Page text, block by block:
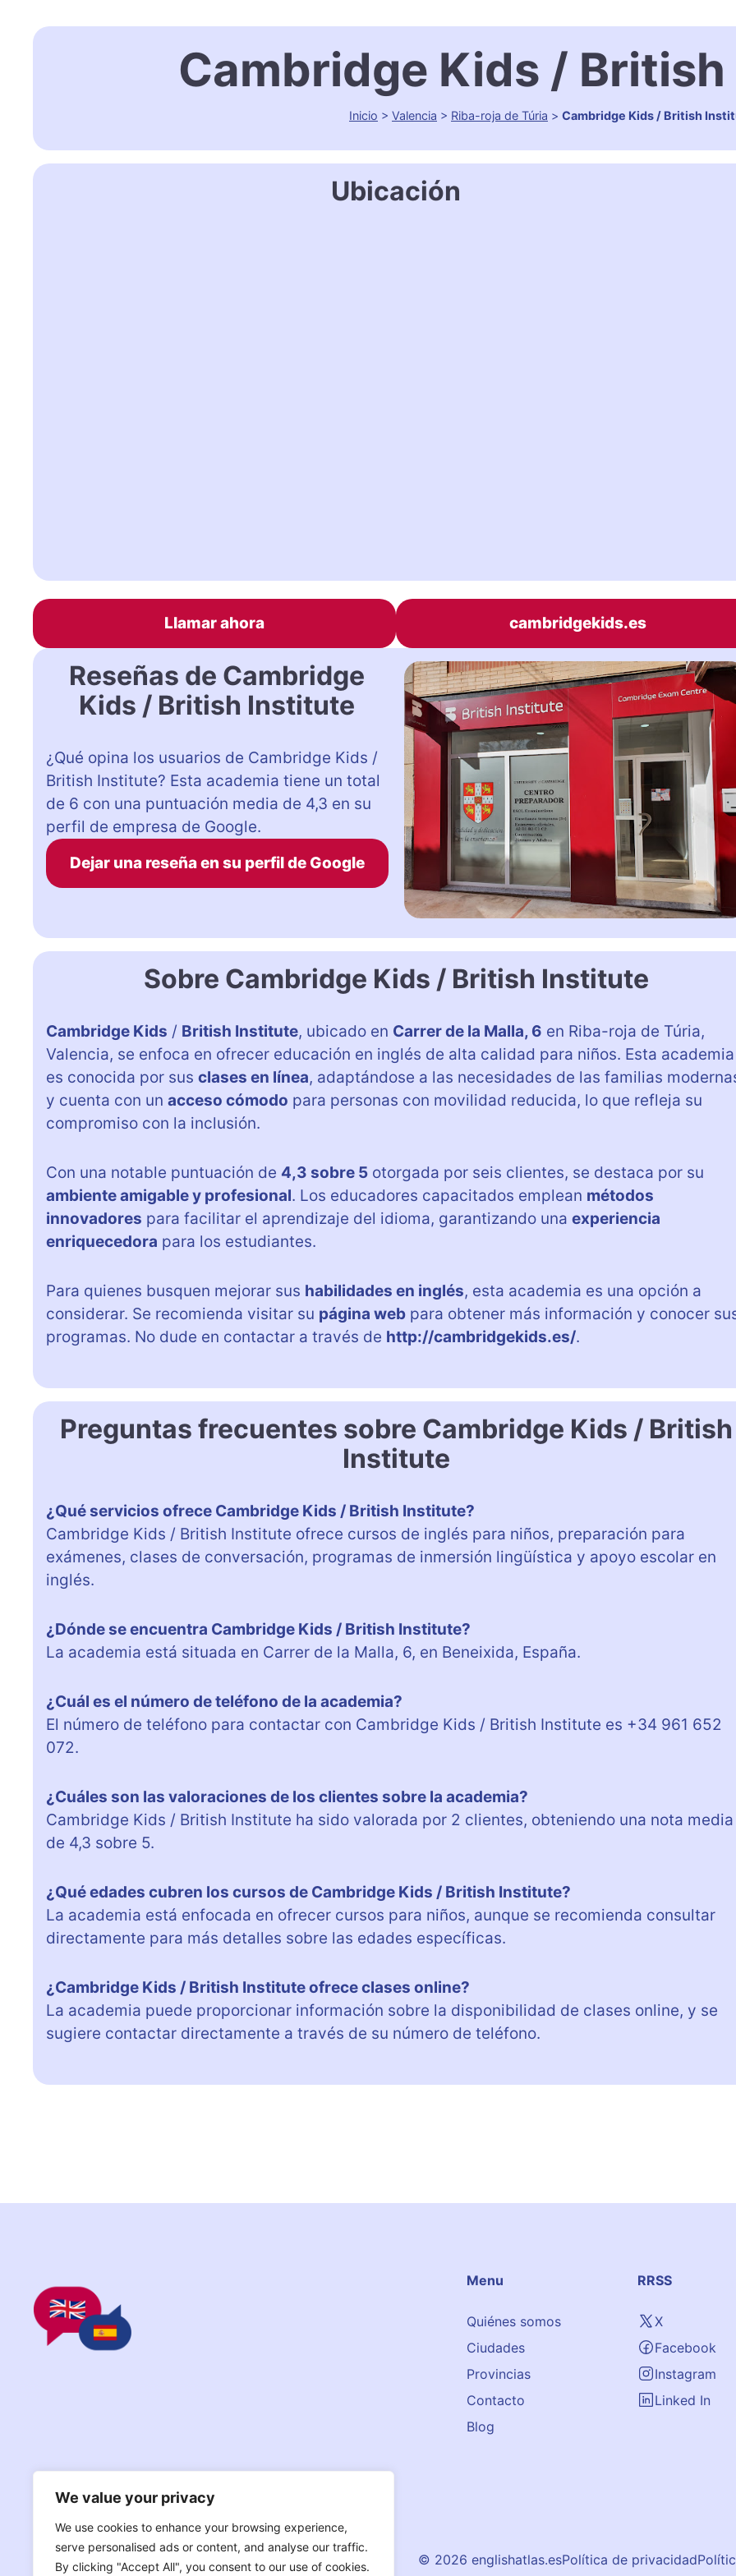
We value your privacy
We use cookies to enhance your browsing experience,
serve personalised ads or content, and analyse our traffic.
By clicking "Accept All", you consent to our use of cookies.
Cambridge Kids /
Inicio > Valencia > Riba-roja de Túria > Cambridge Kids / British
Ubicación
Llamar ahora cambridgekids.es
Reseñas de Cambridge
Kids / British Institute
¿Qué opina los usuarios de Cambridge Kids /
British Institute? Esta academia tiene un total
de 6 con una puntuación media de 4,3 en su
perfil de empresa de Google.
Dejar una reseña en su perfil de Google
Sobre Cambridge Kids / British Institute
Cambridge Kids / British Institute, ubicado en Carrer de la Malla, 6 en Riba-roja de Túria,
Valencia, se enfoca en ofrecer educación en inglés de alta calidad para niños. Esta academia
es conocida por sus clases en línea, adaptándose a las necesidades de las familias
y cuenta con un acceso cómodo para personas con movilidad reducida, lo que refleja su
compromiso con la inclusión.
Con una notable puntuación de 4,3 sobre 5 otorgada por seis clientes, se destaca por su
ambiente amigable y profesional. Los educadores capacitados emplean métodos
innovadores para facilitar el aprendizaje del idioma, garantizando una experiencia
enriquecedora para los estudiantes.
Para quienes busquen mejorar sus habilidades en inglés, esta academia es una opción a
considerar. Se recomienda visitar su página web para obtener más información y conocer
programas. No dude en contactar a través de http://cambridgekids.es/.
Preguntas frecuentes sobre Cambridge Kids / British
Institute
¿Qué servicios ofrece Cambridge Kids / British Institute?
Cambridge Kids / British Institute ofrece cursos de inglés para niños, preparación para
exámenes, clases de conversación, programas de inmersión lingüística y apoyo escolar en
inglés.
¿Dónde se encuentra Cambridge Kids / British Institute?
La academia está situada en Carrer de la Malla, 6, en Beneixida, España.
¿Cuál es el número de teléfono de la academia?
El número de teléfono para contactar con Cambridge Kids / British Institute es +34 961 652
072.
¿Cuáles son las valoraciones de los clientes sobre la academia?
Cambridge Kids / British Institute ha sido valorada por 2 clientes, obteniendo una nota media
de 4,3 sobre 5.
¿Qué edades cubren los cursos de Cambridge Kids / British Institute?
La academia está enfocada en ofrecer cursos para niños, aunque se recomienda consultar
directamente para más detalles sobre las edades específicas.
¿Cambridge Kids / British Institute ofrece clases online?
La academia puede proporcionar información sobre la disponibilidad de clases online, y se
sugiere contactar directamente a través de su número de teléfono.
Menu
Quiénes somos
Ciudades
Provincias
Contacto
Blog
RRSS
X
Facebook
Instagram
Linked In
© 2026 englishatlas.esPolítica de privacidad